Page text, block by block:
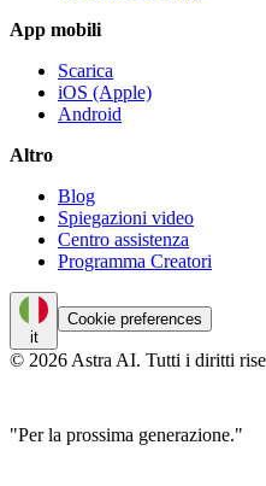
App mobili
Scarica
iOS (Apple)
Android
Altro
Blog
Spiegazioni video
Centro assistenza
Programma Creatori
it
Cookie preferences
© 2026 Astra AI. Tutti i diritti
"Per la prossima generazione."